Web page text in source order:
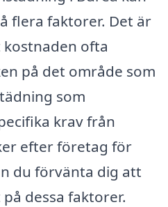
flera faktorer. Det är
ofta
på det område som
som
krav från
efter företag för
du förvänta dig att
dessa faktorer.